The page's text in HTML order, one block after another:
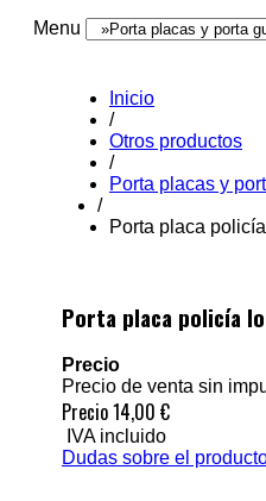
Menu
Inicio
/
Otros productos
/
Porta placas y
/
Porta placa
Porta placa policía
Precio
Precio de venta sin
Precio14,00 €
IVA incluido
Dudas sobre el